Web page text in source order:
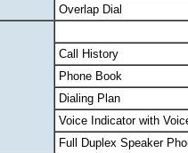
Overlap Dial
Call History
Phone Book
Dialing Plan
Voice Indicator with
Full Duplex Speaker